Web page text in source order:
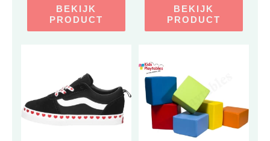
BEKIJK
PRODUCT
BEKIJK
PRODUCT